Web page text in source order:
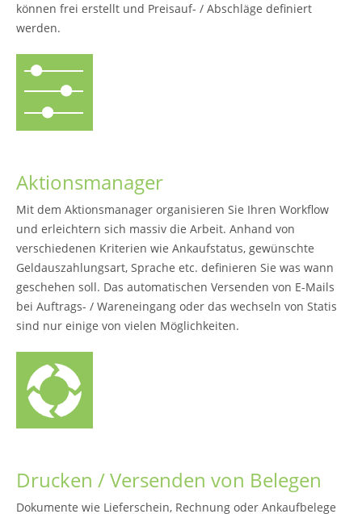
können frei erstellt und Preisauf- / Abschläge definiert
werden.
Aktionsmanager
Mit dem Aktionsmanager organisieren Sie Ihren Workflow
und erleichtern sich massiv die Arbeit. Anhand von
verschiedenen Kriterien wie Ankaufstatus, gewünschte
Geldauszahlungsart, Sprache etc. definieren Sie was wann
geschehen soll. Das automatischen Versenden von E-Mails
bei Auftrags- / Wareneingang oder das wechseln von Statis
sind nur einige von vielen Möglichkeiten.
Drucken / Versenden von Belegen
Dokumente wie Lieferschein, Rechnung oder Ankaufbelege